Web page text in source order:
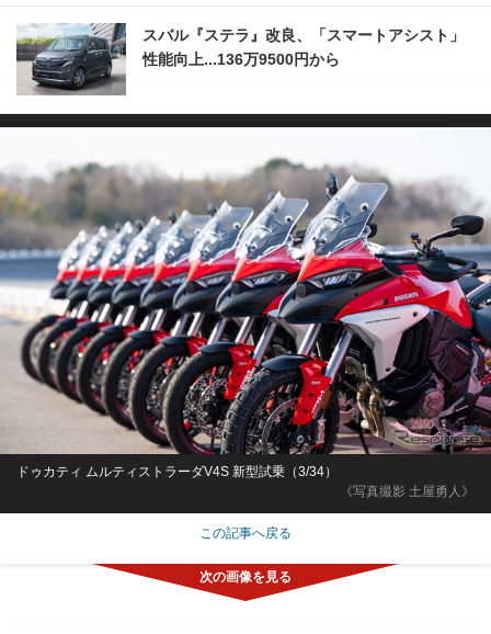
スバル『ステラ』改良、「スマートアシスト」
性能向上...136万9500円から
《写真撮影 土屋勇人》
ドゥカティ ムルティストラーダV4S 新型試乗（3/34）
この記事へ戻る